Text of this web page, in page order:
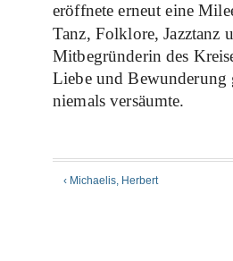
eröffnete erneut eine
Tanz, Folklore, Jazztanz
Mitbegründerin des
Liebe und Bewunderung
niemals versäumte.
‹ Michaelis, Herbert